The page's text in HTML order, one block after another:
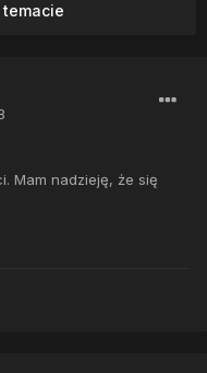
Mam nadzieję, że się